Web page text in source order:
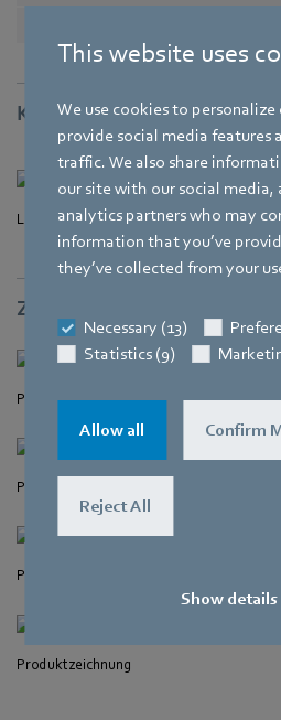
This website uses
We use cookies to
provide social media features
traffic. We also share
our site with our social media,
analytics partners who may
information that you’ve
they’ve collected from your
Necessary (13)
Statistics (9)
Allow all Confirm
Reject All
Show details
Kennlinien
Luftleistung
Zeichnung
Produktzeichnung
Produktzeichnung
Produktzeichnung
Produktzeichnung